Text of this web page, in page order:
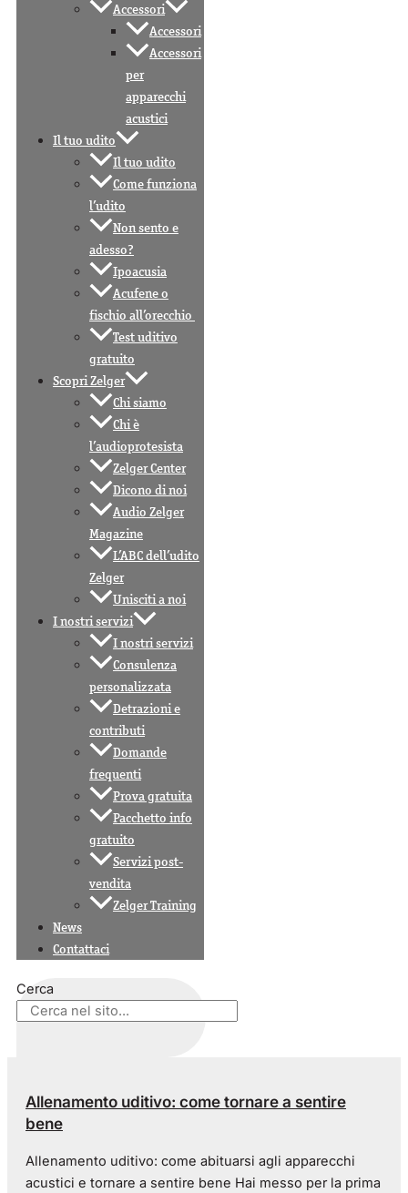
Accessori
Accessori
Accessori
per
apparecchi
acustici
Il tuo udito
Il tuo udito
Come funziona
l’udito
Non sento e
adesso?
Ipoacusia
Acufene o
fischio all’orecchio
Test uditivo
gratuito
Scopri Zelger
Chi siamo
Chi è
l’audioprotesista
Zelger Center
Dicono di noi
Audio Zelger
Magazine
L’ABC dell’udito
Zelger
Unisciti a noi
I nostri servizi
I nostri servizi
Consulenza
personalizzata
Detrazioni e
contributi
Domande
frequenti
Prova gratuita
Pacchetto info
gratuito
Servizi post-
vendita
Zelger Training
News
Contattaci
Cerca
Allenamento uditivo: come tornare a sentire
bene
Allenamento uditivo: come abituarsi agli apparecchi
acustici e tornare a sentire bene Hai messo per la prima